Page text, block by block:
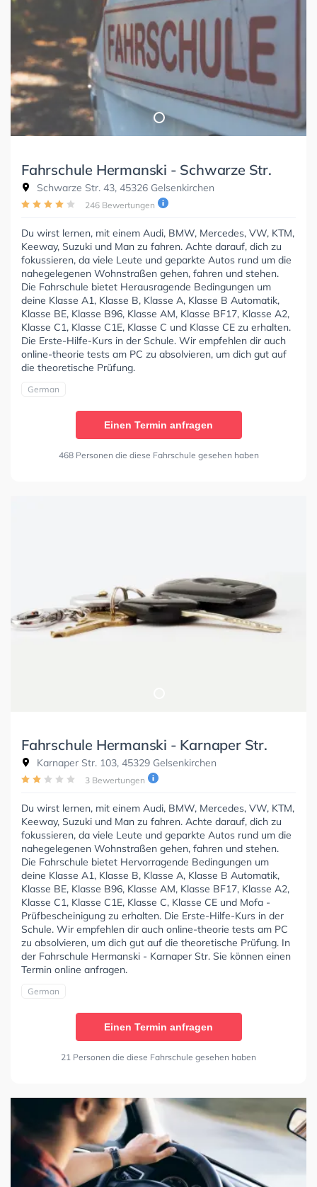
Fahrschule Hermanski - Schwarze Str.
Schwarze Str. 43, 45326 Gelsenkirchen
246 Bewertungen
Du wirst lernen, mit einem Audi, BMW, Mercedes, VW, KTM,
Keeway, Suzuki und Man zu fahren. Achte darauf, dich zu
fokussieren, da viele Leute und geparkte Autos rund um die
nahegelegenen Wohnstraßen gehen, fahren und stehen.
Die Fahrschule bietet Herausragende Bedingungen um
deine Klasse A1, Klasse B, Klasse A, Klasse B Automatik,
Klasse BE, Klasse B96, Klasse AM, Klasse BF17, Klasse A2,
Klasse C1, Klasse C1E, Klasse C und Klasse CE zu erhalten.
Die Erste-Hilfe-Kurs in der Schule. Wir empfehlen dir auch
online-theorie tests am PC zu absolvieren, um dich gut auf
die theoretische Prüfung.
German
Einen Termin anfragen
468 Personen die diese Fahrschule gesehen haben
Fahrschule Hermanski - Karnaper Str.
Karnaper Str. 103, 45329 Gelsenkirchen
3 Bewertungen
Du wirst lernen, mit einem Audi, BMW, Mercedes, VW, KTM,
Keeway, Suzuki und Man zu fahren. Achte darauf, dich zu
fokussieren, da viele Leute und geparkte Autos rund um die
nahegelegenen Wohnstraßen gehen, fahren und stehen.
Die Fahrschule bietet Hervorragende Bedingungen um
deine Klasse A1, Klasse B, Klasse A, Klasse B Automatik,
Klasse BE, Klasse B96, Klasse AM, Klasse BF17, Klasse A2,
Klasse C1, Klasse C1E, Klasse C, Klasse CE und Mofa -
Prüfbescheinigung zu erhalten. Die Erste-Hilfe-Kurs in der
Schule. Wir empfehlen dir auch online-theorie tests am PC
zu absolvieren, um dich gut auf die theoretische Prüfung. In
der Fahrschule Hermanski - Karnaper Str. Sie können einen
Termin online anfragen.
German
Einen Termin anfragen
21 Personen die diese Fahrschule gesehen haben